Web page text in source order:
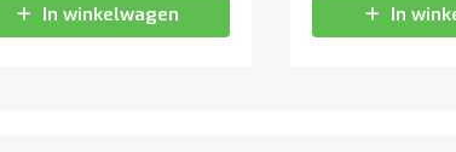
In winkelwagen In